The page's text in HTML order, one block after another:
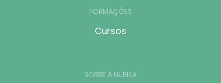
FORMAÇÕES
Cursos
SOBRE A NUBIKA